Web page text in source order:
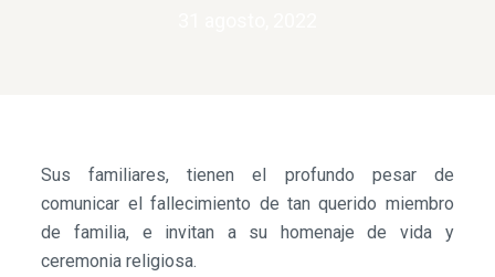
Sus familiares, tienen el profundo pesar de
comunicar el fallecimiento de tan querido miembro
de familia, e invitan a su homenaje de vida y
ceremonia religiosa.